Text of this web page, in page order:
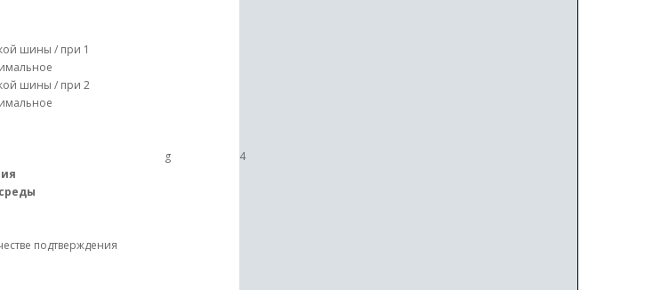
шины / при 1
шины / при 2
g
4
подтверждения